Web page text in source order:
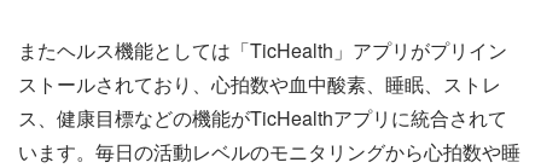
またヘルス機能としては「TicHealth」アプリがプリイン
ストールされており、心拍数や血中酸素、睡眠、ストレ
ス、健康目標などの機能がTicHealthアプリに統合されて
います。毎日の活動レベルのモニタリングから心拍数や睡